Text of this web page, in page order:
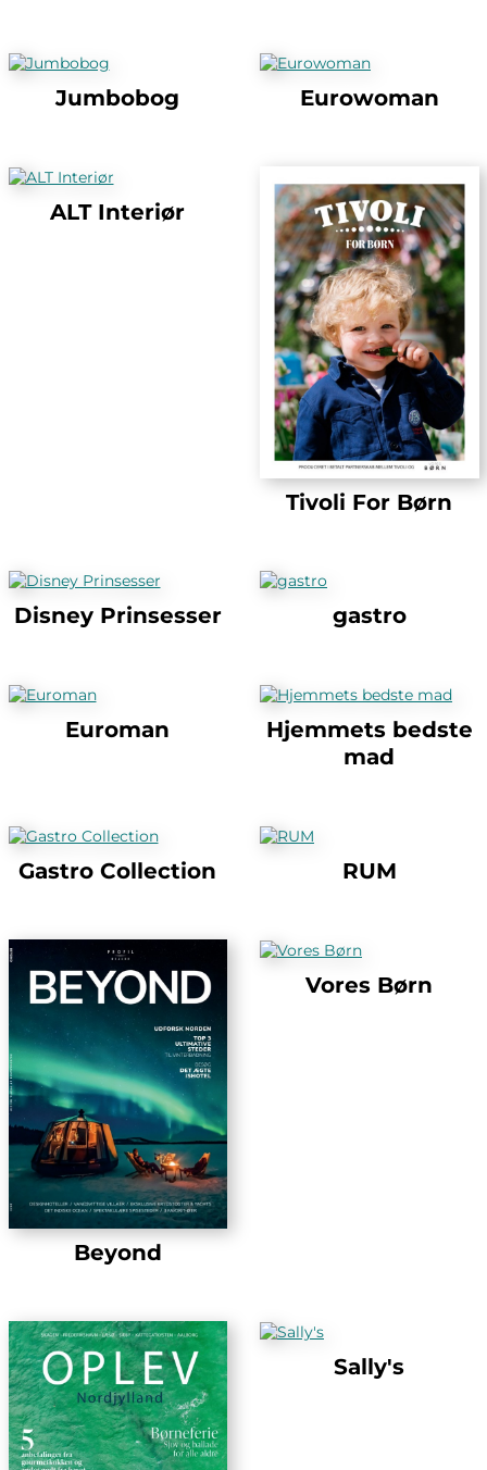
Jumbobog Eurowoman
ALT Interiør
Tivoli For Børn
Disney Prinsesser gastro
Euroman
Hjemmets bedste
mad
Gastro Collection RUM
Beyond
Vores Børn
Sally's